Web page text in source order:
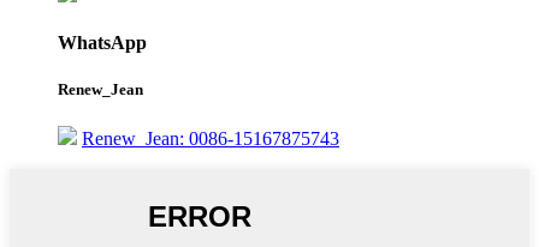
WhatsApp
Renew_Jean
Renew_Jean: 0086-15167875743